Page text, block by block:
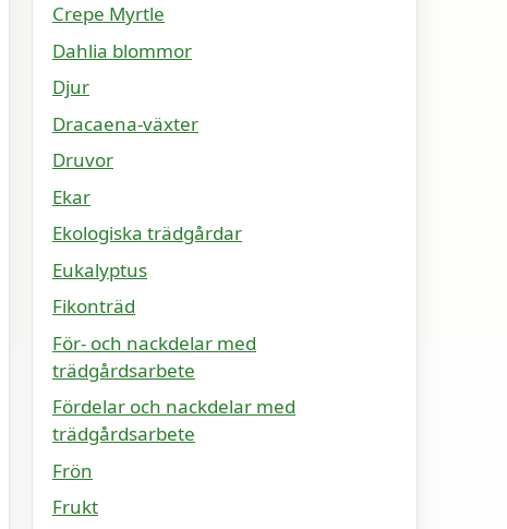
Crepe Myrtle
Dahlia blommor
Djur
Dracaena-växter
Druvor
Ekar
Ekologiska trädgårdar
Eukalyptus
Fikonträd
För- och nackdelar med
trädgårdsarbete
Fördelar och nackdelar med
trädgårdsarbete
Frön
Frukt